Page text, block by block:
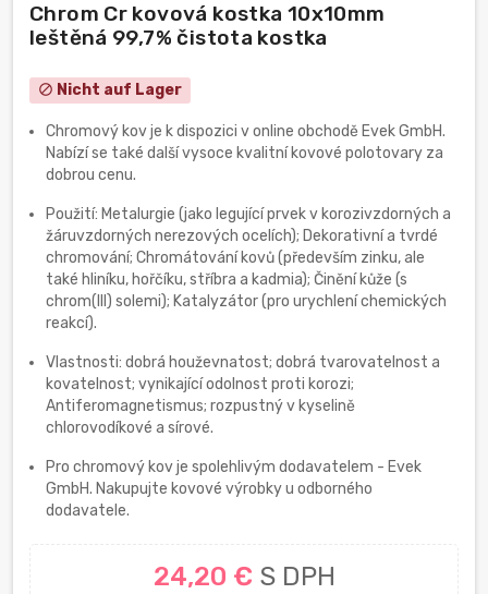
Chrom Cr kovová kostka 10x10mm
leštěná 99,7% čistota kostka
block Nicht auf Lager
Chromový kov je k dispozici v online obchodě Evek GmbH.
Nabízí se také další vysoce kvalitní kovové polotovary za
dobrou cenu.
Použití: Metalurgie (jako legující prvek v korozivzdorných a
žáruvzdorných nerezových ocelích); Dekorativní a tvrdé
chromování; Chromátování kovů (především zinku, ale
také hliníku, hořčíku, stříbra a kadmia); Činění kůže (s
chrom(III) solemi); Katalyzátor (pro urychlení chemických
reakcí).
Vlastnosti: dobrá houževnatost; dobrá tvarovatelnost a
kovatelnost; vynikající odolnost proti korozi;
Antiferomagnetismus; rozpustný v kyselině
chlorovodíkové a sírové.
Pro chromový kov je spolehlivým dodavatelem - Evek
GmbH. Nakupujte kovové výrobky u odborného
dodavatele.
24,20 € S DPH